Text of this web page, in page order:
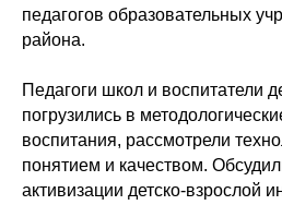
педагогов образовательных
района.
Педагоги школ и воспитатели
погрузились в
воспитания, рассмотрели
понятием и качеством.
активизации детско-взрослой